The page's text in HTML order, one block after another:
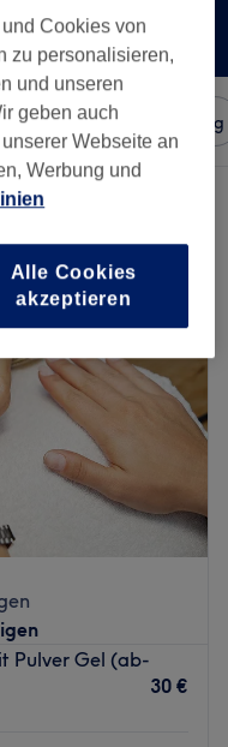
Bewertung
Pulver Gel (ab-
30 €
Cookies von
zu personalisieren,
und unseren
geben auch
Webseite an
Werbung und
Alle Cookies
akzeptieren